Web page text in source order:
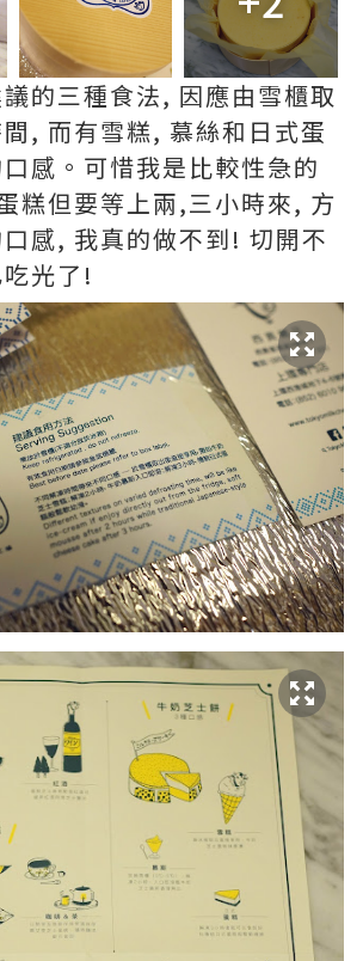
的三種食法, 因應由雪櫃取
, 而有雪糕, 慕絲和日式蛋
感。可惜我是比較性急的
糕但要等上兩,三小時來, 方
感, 我真的做不到! 切開不
光了!